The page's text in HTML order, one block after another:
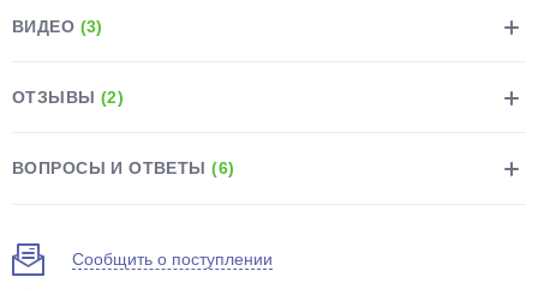
ВИДЕО (3)
ОТЗЫВЫ (2)
ВОПРОСЫ И ОТВЕТЫ(6)
Сообщить о поступлении